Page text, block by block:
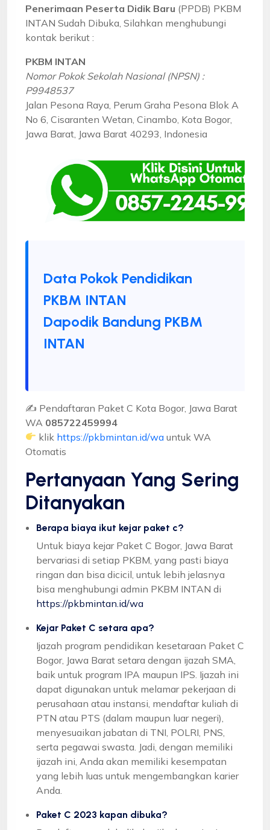
Penerimaan Peserta Didik Baru (PPDB) PKBM
INTAN Sudah Dibuka, Silahkan menghubungi
kontak berikut :
PKBM INTAN
Nomor Pokok Sekolah Nasional (NPSN) :
P9948537
Jalan Pesona Raya, Perum Graha Pesona Blok A
No 6, Cisaranten Wetan, Cinambo, Kota Bogor,
Jawa Barat, Jawa Barat 40293, Indonesia
Data Pokok Pendidikan
PKBM INTAN
Dapodik Bandung PKBM
INTAN
✍ Pendaftaran Paket C Kota Bogor, Jawa Barat
WA 085722459994
klik https://pkbmintan.id/wa untuk WA
Otomatis
Pertanyaan Yang Sering
Ditanyakan
Berapa biaya ikut kejar paket c?
Untuk biaya kejar Paket C Bogor, Jawa Barat
bervariasi di setiap PKBM, yang pasti biaya
ringan dan bisa dicicil, untuk lebih jelasnya
bisa menghubungi admin PKBM INTAN di
https://pkbmintan.id/wa
Kejar Paket C setara apa?
Ijazah program pendidikan kesetaraan Paket C
Bogor, Jawa Barat setara dengan ijazah SMA,
baik untuk program IPA maupun IPS. Ijazah ini
dapat digunakan untuk melamar pekerjaan di
perusahaan atau instansi, mendaftar kuliah di
PTN atau PTS (dalam maupun luar negeri),
menyesuaikan jabatan di TNI, POLRI, PNS,
serta pegawai swasta. Jadi, dengan memiliki
ijazah ini, Anda akan memiliki kesempatan
yang lebih luas untuk mengembangkan karier
Anda.
Paket C 2023 kapan dibuka?